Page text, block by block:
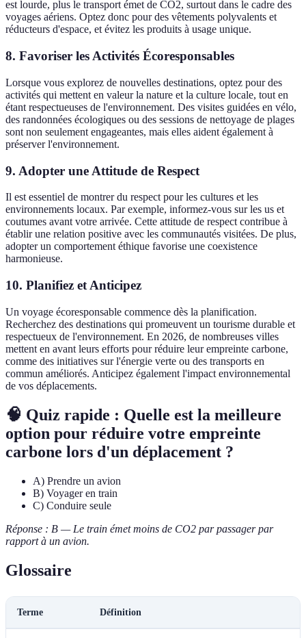
est lourde, plus le transport émet de CO2, surtout dans le cadre des
voyages aériens. Optez donc pour des vêtements polyvalents et
réducteurs d'espace, et évitez les produits à usage unique.
8. Favoriser les Activités Écoresponsables
Lorsque vous explorez de nouvelles destinations, optez pour des
activités qui mettent en valeur la nature et la culture locale, tout en
étant respectueuses de l'environnement. Des visites guidées en vélo,
des randonnées écologiques ou des sessions de nettoyage de plages
sont non seulement engageantes, mais elles aident également à
préserver l'environnement.
9. Adopter une Attitude de Respect
Il est essentiel de montrer du respect pour les cultures et les
environnements locaux. Par exemple, informez-vous sur les us et
coutumes avant votre arrivée. Cette attitude de respect contribue à
établir une relation positive avec les communautés visitées. De plus,
adopter un comportement éthique favorise une coexistence
harmonieuse.
10. Planifiez et Anticipez
Un voyage écoresponsable commence dès la planification.
Recherchez des destinations qui promeuvent un tourisme durable et
respectueux de l'environnement. En 2026, de nombreuses villes
mettent en avant leurs efforts pour réduire leur empreinte carbone,
comme des initiatives sur l'énergie verte ou des transports en
commun améliorés. Anticipez également l'impact environnemental
de vos déplacements.
🧠 Quiz rapide : Quelle est la meilleure
option pour réduire votre empreinte
carbone lors d'un déplacement ?
A) Prendre un avion
B) Voyager en train
C) Conduire seule
Réponse : B — Le train émet moins de CO2 par passager par
rapport à un avion.
Glossaire
Terme Définition